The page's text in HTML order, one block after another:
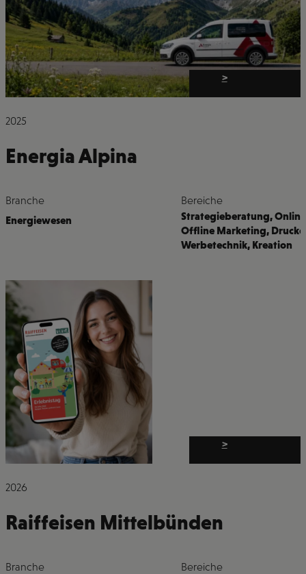
>
2025
Energia Alpina
Branche
Energiewesen
Bereiche
Strategieberatung,
Offline Marketing,
Werbetechnik, Kreation
>
2026
Raiffeisen Mittelbünden
Branche Bereiche